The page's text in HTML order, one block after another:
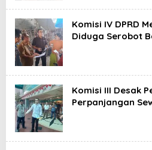
Komisi IV DPRD
Diduga Serobot
Komisi III Desak
Perpanjangan